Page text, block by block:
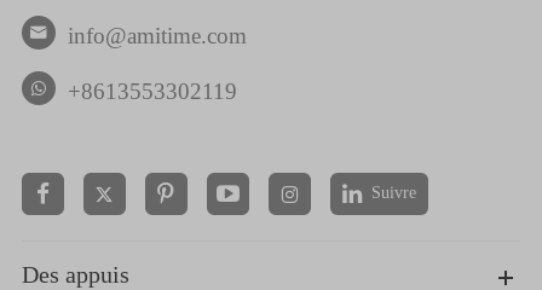
 info@amitime.com
+8613553302119
  Suivre
Des appuis